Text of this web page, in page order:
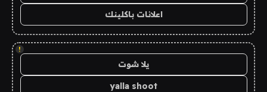
اعلانات باكلينك
!
يلا شوت
yalla shoot